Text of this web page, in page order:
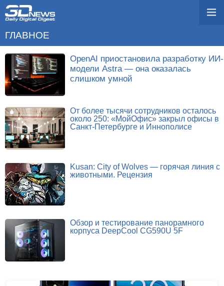
ГЛАВНОЕ
OpenAI приостановила разработку ИИ-
модели Astra — она оказалась
слишком умной
От более тысячи сотрудников осталось
около 250: «МойОфис» закрыл офисы в
Санкт-Петербурге и Иннополисе
Kusan: City of Wolves — горячая линия с
животными. Рецензия
Обзор и тестирование панорамного
корпуса DeepCool CG590U 5F